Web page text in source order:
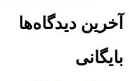
آخرین دیدگاه‌ها
بایگانی